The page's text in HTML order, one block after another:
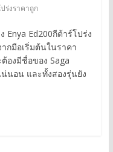
ร่งราคาถูก
Enya Ed200กีต้าร์โปร่ง
กมือเริ่มต้นในราคา
งมีชื่อของ Saga
น่นอน และทั้งสองรุ่นยัง